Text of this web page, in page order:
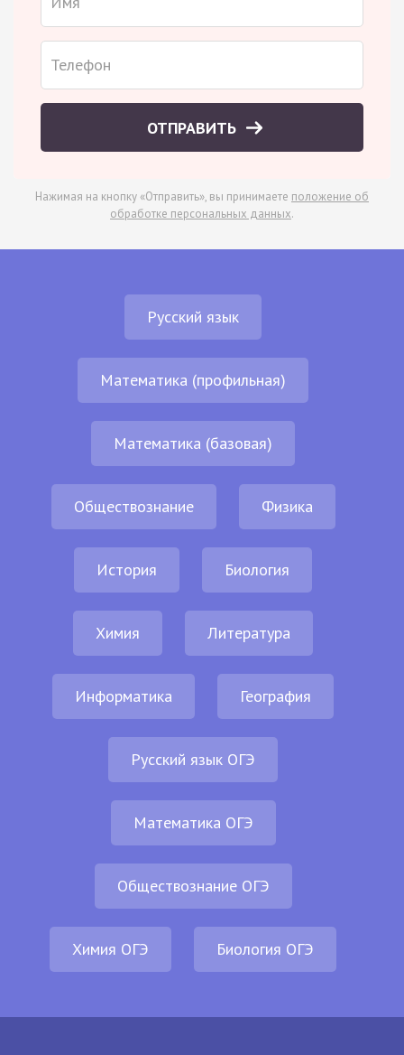
ОТПРАВИТЬ
Нажимая на кнопку «Отправить», вы принимаете положение об
обработке персональных данных.
Русский язык
Математика (профильная)
Математика (базовая)
Обществознание Физика
История Биология
Химия Литература
Информатика География
Русский язык ОГЭ
Математика ОГЭ
Обществознание ОГЭ
Химия ОГЭ Биология ОГЭ